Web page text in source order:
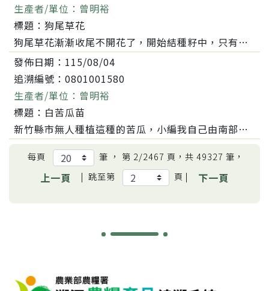
生產者/單位： 曾明裕
標題： 狗尾草花
狗尾草花漸漸收尾不開花了，開始結種籽中，只有幾枝還有零星的花，狗尾草花帶紫色，非常漂亮而且花瓣是❤️形是不是很特別呀！可惜花期很短暫無法一起全開旺盛，......
發佈日期： 115/08/04
追溯編號： 0801001580
生產者/單位： 曾明裕
標題： 白苦瓜苗
新竹縣市無人種植這種的苦瓜，小編我自己由南部種籽公司訂購的苦瓜籽，我們自己育苗無嫁接，今天是種植第二天了，這麼熱的天我們趕緊用花盆蓋著遮陽，讓苦瓜苗住......
每頁 筆 ， 第 2/2467 頁，共 49327 筆，
上一頁 | 跳至第 頁 | 下一頁